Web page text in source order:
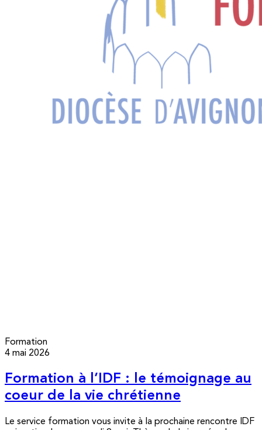
Formation
4 mai 2026
Formation à l’IDF : le témoignage au
coeur de la vie chrétienne
Le service formation vous invite à la prochaine rencontre IDF